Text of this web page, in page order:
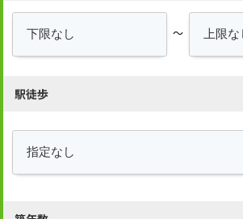
～
駅徒歩